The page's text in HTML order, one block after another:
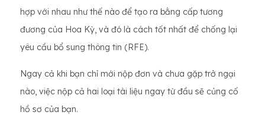
hợp với nhau như thế nào để tạo ra bằng cấp tương
đương của Hoa Kỳ, và đó là cách tốt nhất để chống lại
yêu cầu bổ sung thông tin (RFE).
Ngay cả khi bạn chỉ mới nộp đơn và chưa gặp trở ngại
nào, việc nộp cả hai loại tài liệu ngay từ đầu sẽ củng cố
hồ sơ của bạn.